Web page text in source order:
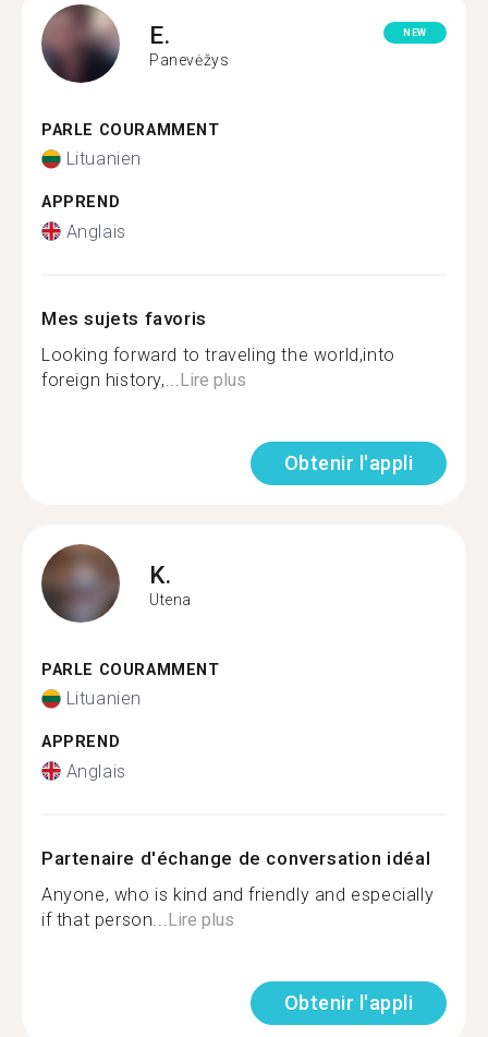
E.
Panevėžys
NEW
PARLE COURAMMENT
Lituanien
APPREND
Anglais
Mes sujets favoris
Looking forward to traveling the world,into
foreign history,... Lire plus
Obtenir l'appli
K.
Utena
PARLE COURAMMENT
Lituanien
APPREND
Anglais
Partenaire d'échange de conversation idéal
Anyone, who is kind and friendly and especially
if that person... Lire plus
Obtenir l'appli